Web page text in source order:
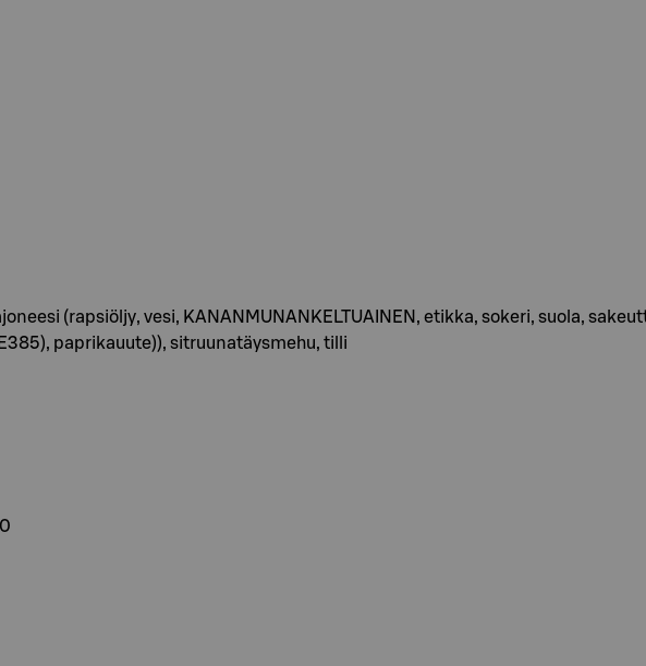
(rapsiöljy, vesi, KANANMUNANKELTUAINEN, etikka, sokeri, suola,
paprikauute)), sitruunatäysmehu, tilli